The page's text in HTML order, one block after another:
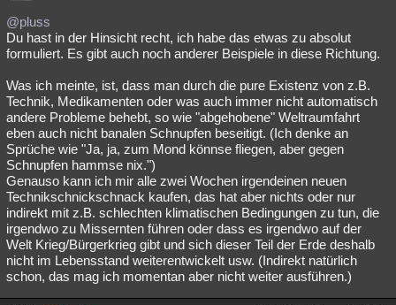
@pluss
Du hast in der Hinsicht recht, ich habe das etwas zu absolut
formuliert. Es gibt auch noch anderer Beispiele in diese Richtung.
Was ich meinte, ist, dass man durch die pure Existenz von z.B.
Technik, Medikamenten oder was auch immer nicht automatisch
andere Probleme behebt, so wie "abgehobene" Weltraumfahrt
eben auch nicht banalen Schnupfen beseitigt. (Ich denke an
Sprüche wie "Ja, ja, zum Mond könnse fliegen, aber gegen
Schnupfen hammse nix.")
Genauso kann ich mir alle zwei Wochen irgendeinen neuen
Technikschnickschnack kaufen, das hat aber nichts oder nur
indirekt mit z.B. schlechten klimatischen Bedingungen zu tun, die
irgendwo zu Missernten führen oder dass es irgendwo auf der
Welt Krieg/Bürgerkrieg gibt und sich dieser Teil der Erde deshalb
nicht im Lebensstand weiterentwickelt usw. (Indirekt natürlich
schon, das mag ich momentan aber nicht weiter ausführen.)